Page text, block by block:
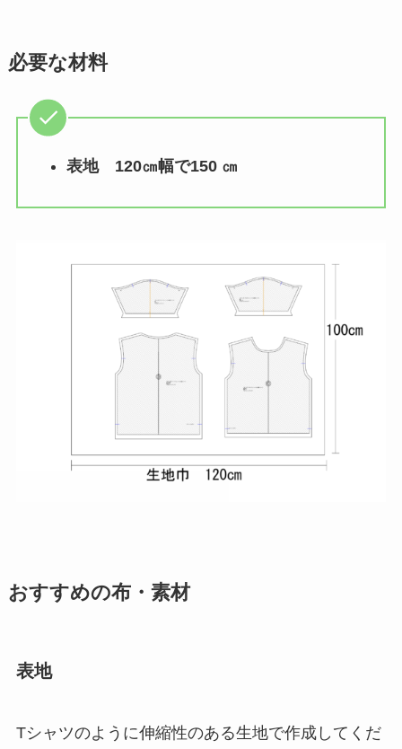
必要な材料
表地 120㎝幅で150 ㎝
おすすめの布・素材
表地
Tシャツのように伸縮性のある生地で作成してくだ